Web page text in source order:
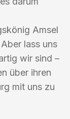
Amsel
lass uns
wir sind –
über ihren
mit uns zu